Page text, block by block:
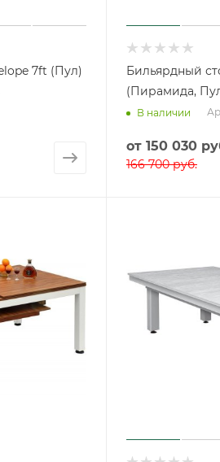
7ft (Пул)
Бильярдный
(Пирамида,
В наличии
от 150 030
166 700 руб.